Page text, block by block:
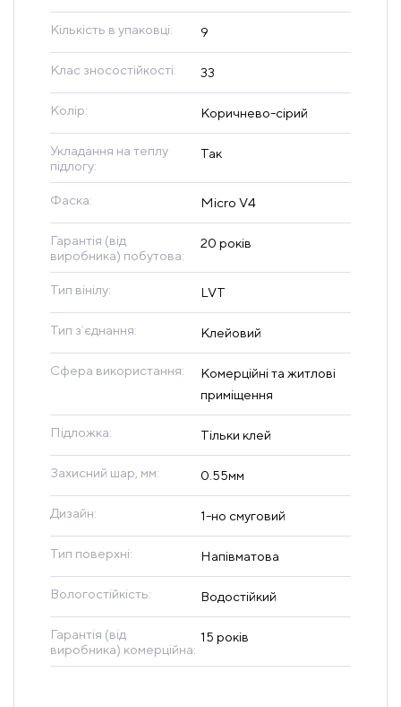
Кількість в упаковці: 9
Клас зносостійкості: 33
Колір: Коричнево-сірий
Укладання на теплу
підлогу:
Так
Фаска: Micro V4
Гарантія (від
виробника) побутова:
20 років
Тип вінілу: LVT
Тип зʼєднання: Клейовий
Сфера використання:
Комерційні та житлові
приміщення
Підложка: Тільки клей
Захисний шар, мм: 0.55мм
Дизайн: 1-но смуговий
Тип поверхні: Напівматова
Вологостійкість: Водостійкий
Гарантія (від
виробника) комерційна:
15 років